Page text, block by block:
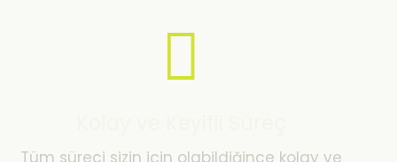
Tüm süreci sizin için olabildiğince kolay ve